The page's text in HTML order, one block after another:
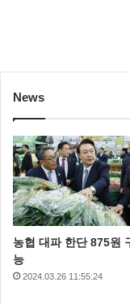
News
농협 대파 한단 875원
능
2024.03.26 11:55:24